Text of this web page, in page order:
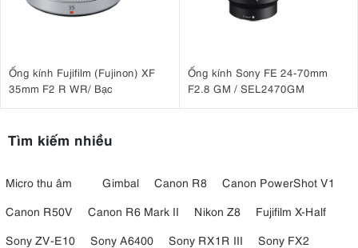
Ống kính Fujifilm (Fujinon) XF
35mm F2 R WR/ Bạc
Ống kính Sony FE 24-70mm
F2.8 GM / SEL2470GM
Tìm kiếm nhiều
Micro thu âm Gimbal Canon R8
Canon PowerShot V1
Canon R50V
Canon R6 Mark II Nikon Z8
Fujifilm X-Half
Sony ZV-E10
Sony A6400 Sony RX1R III
Sony FX2